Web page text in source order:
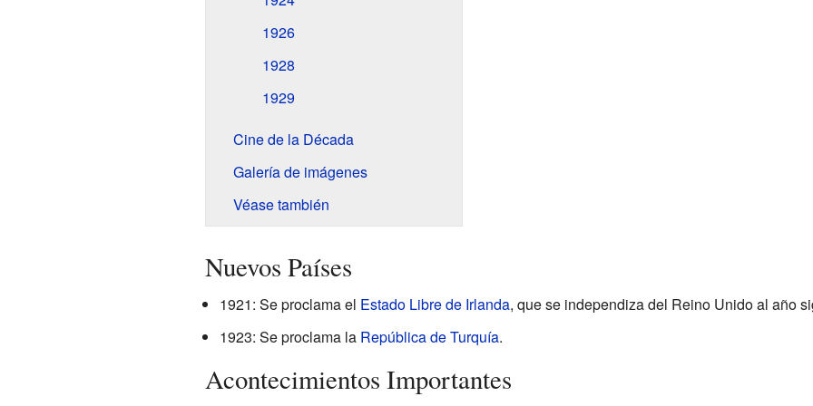
1926
1928
1929
Cine de la Década
Galería de imágenes
Véase también
Nuevos Países
1921: Se proclama el Estado Libre de Irlanda, que se independiza del Reino Unido al año
1923: Se proclama la República de Turquía.
Acontecimientos Importantes